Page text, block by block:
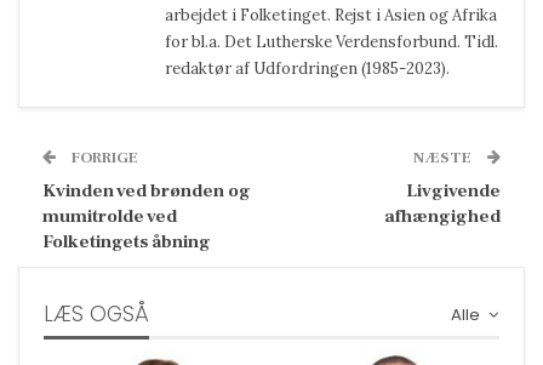
arbejdet i Folketinget. Rejst i Asien og Afrika
for bl.a. Det Lutherske Verdensforbund. Tidl.
redaktør af Udfordringen (1985-2023).
FORRIGE
Kvinden ved brønden og
mumitrolde ved
Folketingets åbning
NÆSTE
Livgivende
afhængighed
Alle
LÆS OGSÅ